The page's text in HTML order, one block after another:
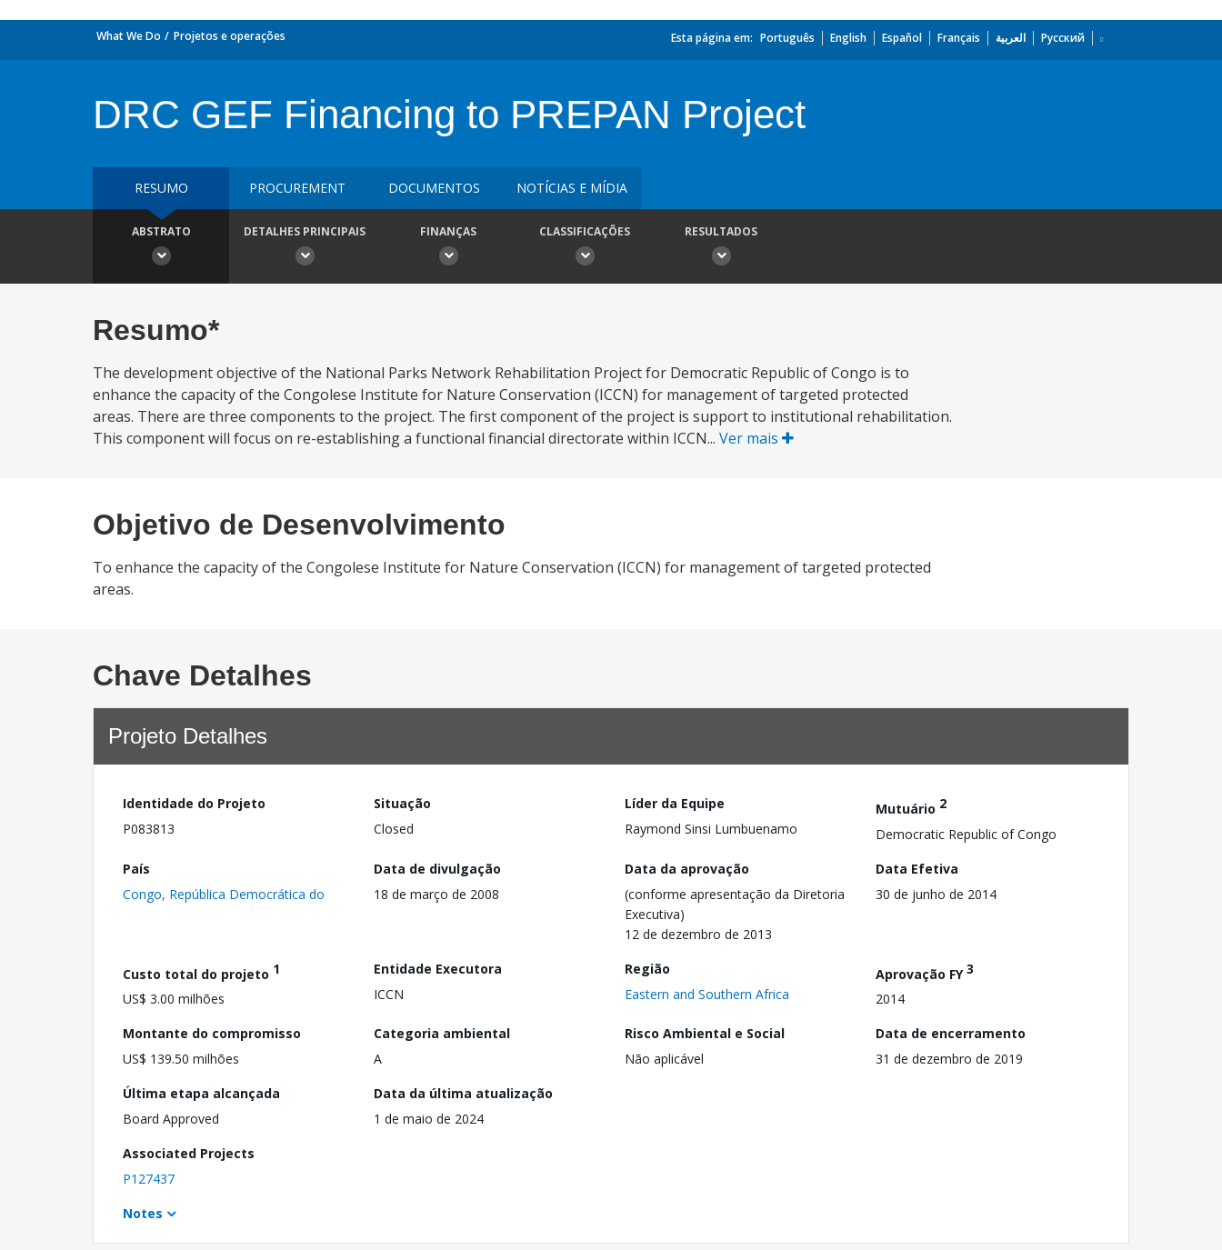
What We Do Projetos e operações Esta página em: Português English Español Français العربية Русский
DRC GEF Financing to PREPAN Project
RESUMO PROCUREMENT DOCUMENTOS NOTÍCIAS E MÍDIA
ABSTRATO DETALHES PRINCIPAIS FINANÇAS CLASSIFICAÇÕES RESULTADOS
Resumo*
The development objective of the National Parks Network Rehabilitation Project for Democratic Republic of Congo is to
enhance the capacity of the Congolese Institute for Nature Conservation (ICCN) for management of targeted protected
areas. There are three components to the project. The first component of the project is support to institutional rehabilitation.
This component will focus on re-establishing a functional financial directorate within ICCN... Ver mais
Objetivo de Desenvolvimento
To enhance the capacity of the Congolese Institute for Nature Conservation (ICCN) for management of targeted protected
areas.
Chave Detalhes
Projeto Detalhes
Identidade do Projeto
P083813
Situação
Closed
Líder da Equipe
Raymond Sinsi Lumbuenamo
Mutuário 2
Democratic Republic of Congo
País
Congo, República Democrática do
Data de divulgação
18 de março de 2008
Data da aprovação
(conforme apresentação da Diretoria
Executiva)
12 de dezembro de 2013
Data Efetiva
30 de junho de 2014
Custo total do projeto 1
US$ 3.00 milhões
Entidade Executora
ICCN
Região
Eastern and Southern Africa
Aprovação FY3
2014
Montante do compromisso
US$ 139.50 milhões
Categoria ambiental
A
Risco Ambiental e Social
Não aplicável
Data de encerramento
31 de dezembro de 2019
Última etapa alcançada
Board Approved
Data da última atualização
1 de maio de 2024
Associated Projects
P127437
Notes